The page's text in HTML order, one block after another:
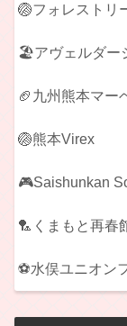
🏐フォレストリ
🏖️アヴェルダー
🏈九州熊本マー
🏐熊本Virex
🎮Saishunkan
🏸くまもと再春
⚽水俣ユニオン